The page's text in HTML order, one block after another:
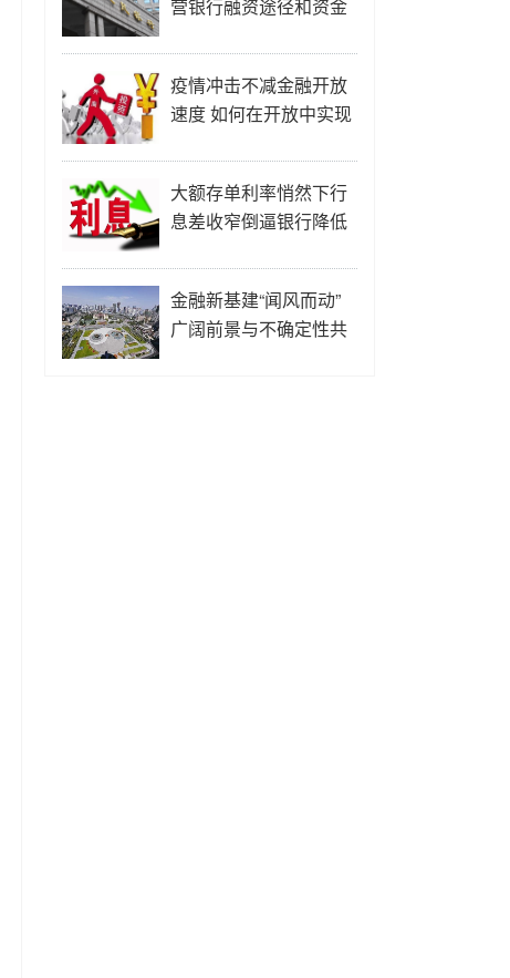
营银行融资途径和资金
疫情冲击不减金融开放
速度 如何在开放中实现
大额存单利率悄然下行
息差收窄倒逼银行降低
金融新基建“闻风而动”
广阔前景与不确定性共